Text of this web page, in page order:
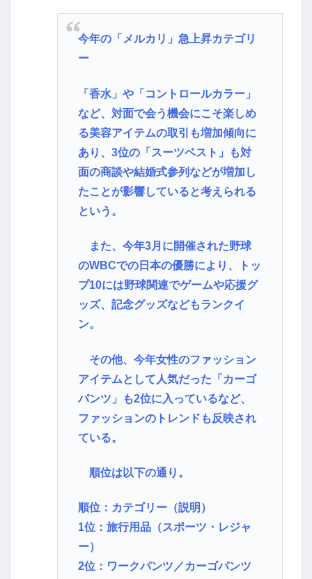
今年の「メルカリ」急上昇カテゴリ
ー
「香水」や「コントロールカラー」
など、対面で会う機会にこそ楽しめ
る美容アイテムの取引も増加傾向に
あり、3位の「スーツベスト」も対
面の商談や結婚式参列などが増加し
たことが影響していると考えられる
という。
また、今年3月に開催された野球
のWBCでの日本の優勝により、トッ
プ10には野球関連でゲームや応援グ
ッズ、記念グッズなどもランクイ
ン。
その他、今年女性のファッション
アイテムとして人気だった「カーゴ
パンツ」も2位に入っているなど、
ファッションのトレンドも反映され
ている。
順位は以下の通り。
順位：カテゴリー（説明）
1位：旅行用品（スポーツ・レジャ
ー）
2位：ワークパンツ／カーゴパンツ